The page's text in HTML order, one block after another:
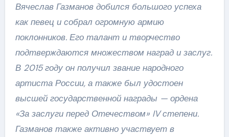
Вячеслав Газманов добился большого успеха
как певец и собрал огромную армию
поклонников. Его талант и творчество
подтверждаются множеством наград и заслуг.
В 2015 году он получил звание народного
артиста России, а также был удостоен
высшей государственной награды — ордена
«За заслуги перед Отечеством» IV степени.
Газманов также активно участвует в